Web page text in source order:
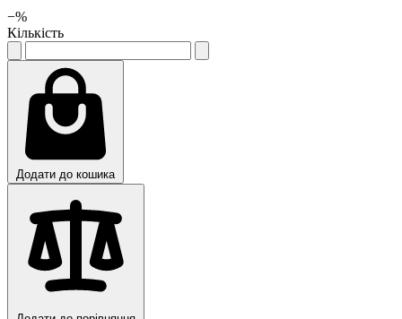
−%
Кількість
Додати до кошика